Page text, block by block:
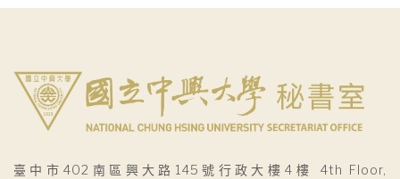
臺中市402南區興大路145號行政大樓4樓 4th Floor,